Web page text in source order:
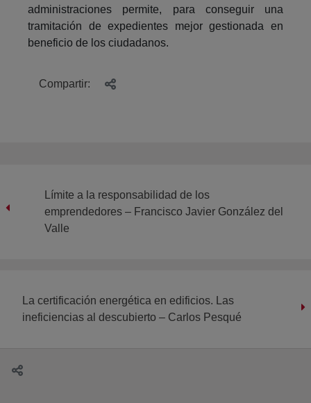
administraciones permite, para conseguir una
tramitación de expedientes mejor gestionada en
beneficio de los ciudadanos.
Compartir:
Límite a la responsabilidad de los
emprendedores – Francisco Javier González del
Valle
La certificación energética en edificios. Las
ineficiencias al descubierto – Carlos Pesqué